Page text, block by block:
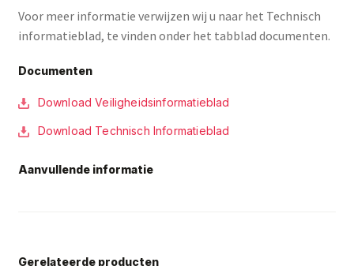
Voor meer informatie verwijzen wij u naar het Technisch
informatieblad, te vinden onder het tabblad documenten.
Documenten
Download Veiligheidsinformatieblad
Download Technisch Informatieblad
Aanvullende informatie
Gerelateerde producten